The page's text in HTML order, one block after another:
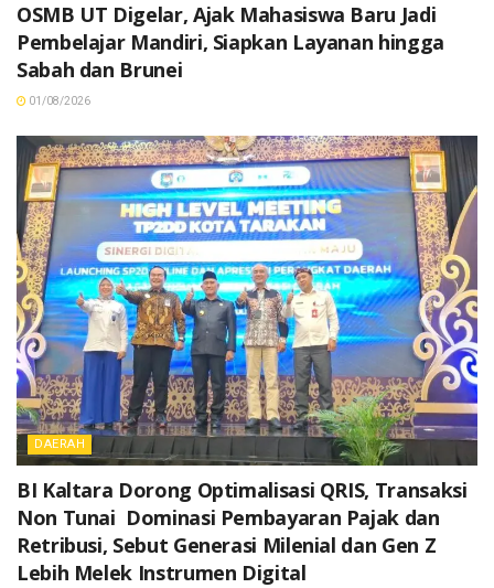
OSMB UT Digelar, Ajak Mahasiswa Baru Jadi
Pembelajar Mandiri, Siapkan Layanan hingga
Sabah dan Brunei
01/08/2026
DAERAH
BI Kaltara Dorong Optimalisasi QRIS, Transaksi
Non Tunai Dominasi Pembayaran Pajak dan
Retribusi, Sebut Generasi Milenial dan Gen Z
Lebih Melek Instrumen Digital